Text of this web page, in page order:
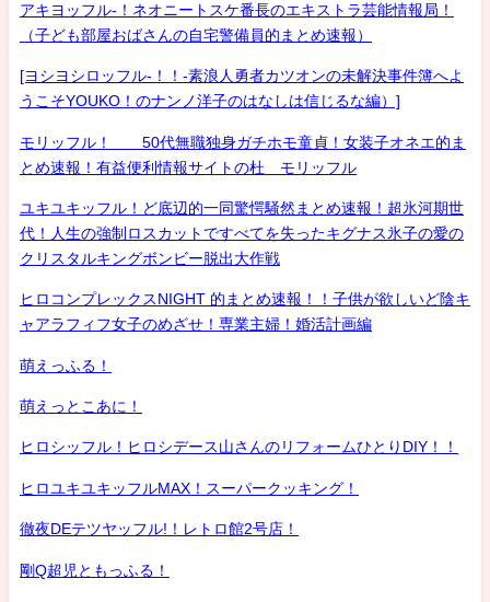
アキヨッフル-！ネオニートスケ番長のエキストラ芸能情報局！
（子ども部屋おばさんの自宅警備員的まとめ速報）
[ヨシヨシロッフル-！！-素浪人勇者カツオンの未解決事件簿へよ
うこそYOUKO！のナンノ洋子のはなしは信じるな編）]
モリッフル！ 50代無職独身ガチホモ童貞！女装子オネエ的ま
とめ速報！有益便利情報サイトの杜 モリッフル
ユキユキッフル！ど底辺的一同驚愕騒然まとめ速報！超氷河期世
代！人生の強制ロスカットですべてを失ったキグナス氷子の愛の
クリスタルキングボンビー脱出大作戦
ヒロコンプレックスNIGHT 的まとめ速報！！子供が欲しいど陰キ
ャアラフィフ女子のめざせ！専業主婦！婚活計画編
萌えっふる！
萌えっとこあに！
ヒロシッフル！ヒロシデース山さんのリフォームひとりDIY！！
ヒロユキユキッフルMAX！スーパークッキング！
徹夜DEテツヤッフル!！レトロ館2号店！
剛Q超児ともっふる！